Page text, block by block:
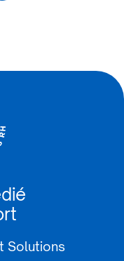
Solutions